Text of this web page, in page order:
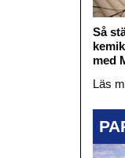
Så
med
Läs